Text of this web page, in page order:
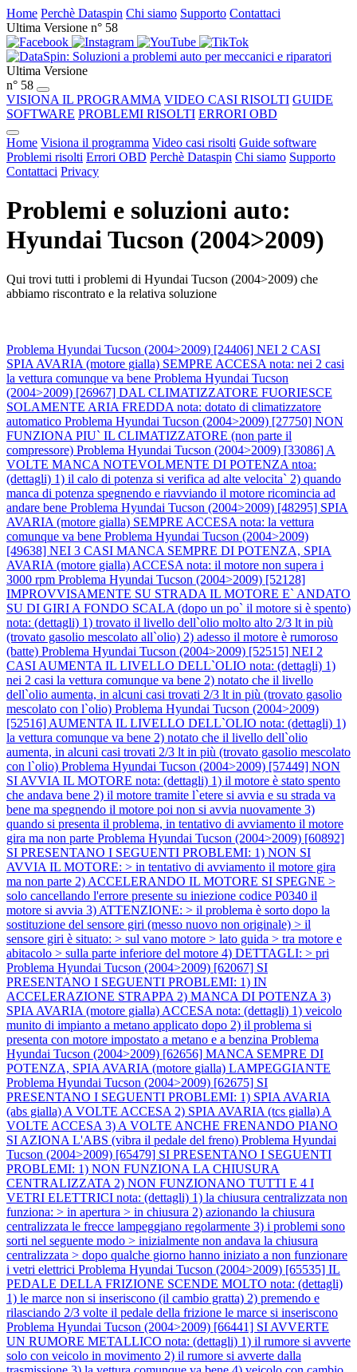
Home Perchè Dataspin Chi siamo Supporto Contattaci
Ultima Versione n° 58
Ultima Versione
n° 58
VISIONA IL PROGRAMMA VIDEO CASI RISOLTI GUIDE
SOFTWARE PROBLEMI RISOLTI ERRORI OBD
Home Visiona il programma Video casi risolti Guide software
Problemi risolti Errori OBD Perchè Dataspin Chi siamo Supporto
Contattaci Privacy
Problemi e soluzioni auto:
Hyundai Tucson (2004>2009)
Qui trovi tutti i problemi di Hyundai Tucson (2004>2009) che
abbiamo riscontrato e la relativa soluzione
Problema Hyundai Tucson (2004>2009) [24406] NEI 2 CASI
SPIA AVARIA (motore gialla) SEMPRE ACCESA nota: nei 2 casi
la vettura comunque va bene Problema Hyundai Tucson
(2004>2009) [26967] DAL CLIMATIZZATORE FUORIESCE
SOLAMENTE ARIA FREDDA nota: dotato di climatizzatore
automatico Problema Hyundai Tucson (2004>2009) [27750] NON
FUNZIONA PIU` IL CLIMATIZZATORE (non parte il
compressore) Problema Hyundai Tucson (2004>2009) [33086] A
VOLTE MANCA NOTEVOLMENTE DI POTENZA ntoa:
(dettagli) 1) il calo di potenza si verifica ad alte velocita` 2) quando
manca di potenza spegnendo e riavviando il motore ricomincia ad
andare bene Problema Hyundai Tucson (2004>2009) [48295] SPIA
AVARIA (motore gialla) SEMPRE ACCESA nota: la vettura
comunque va bene Problema Hyundai Tucson (2004>2009)
[49638] NEI 3 CASI MANCA SEMPRE DI POTENZA, SPIA
AVARIA (motore gialla) ACCESA nota: il motore non supera i
3000 rpm Problema Hyundai Tucson (2004>2009) [52128]
IMPROVVISAMENTE SU STRADA IL MOTORE E` ANDATO
SU DI GIRI A FONDO SCALA (dopo un po` il motore si è spento)
nota: (dettagli) 1) trovato il livello dell`olio molto alto 2/3 lt in più
(trovato gasolio mescolato all`olio) 2) adesso il motore è rumoroso
(batte) Problema Hyundai Tucson (2004>2009) [52515] NEI 2
CASI AUMENTA IL LIVELLO DELL`OLIO nota: (dettagli) 1)
nei 2 casi la vettura comunque va bene 2) notato che il livello
dell`olio aumenta, in alcuni casi trovati 2/3 lt in più (trovato gasolio
mescolato con l`olio) Problema Hyundai Tucson (2004>2009)
[52516] AUMENTA IL LIVELLO DELL`OLIO nota: (dettagli) 1)
la vettura comunque va bene 2) notato che il livello dell`olio
aumenta, in alcuni casi trovati 2/3 lt in più (trovato gasolio mescolato
con l`olio) Problema Hyundai Tucson (2004>2009) [57449] NON
SI AVVIA IL MOTORE nota: (dettagli) 1) il motore è stato spento
che andava bene 2) il motore tramite l`etere si avvia e su strada va
bene ma spegnendo il motore poi non si avvia nuovamente 3)
quando si presenta il problema, in tentativo di avviamento il motore
gira ma non parte Problema Hyundai Tucson (2004>2009) [60892]
SI PRESENTANO I SEGUENTI PROBLEMI: 1) NON SI
AVVIA IL MOTORE: > in tentativo di avviamento il motore gira
ma non parte 2) ACCELERANDO IL MOTORE SI SPEGNE >
solo cancellando l'errore presente su iniezione codice P0340 il
motore si avvia 3) ATTENZIONE: > il problema è sorto dopo la
sostituzione del sensore giri (messo nuovo non originale) > il
sensore giri è situato: > sul vano motore > lato guida > tra motore e
abitacolo > sulla parte inferiore del motore 4) DETTAGLI: > pri
Problema Hyundai Tucson (2004>2009) [62067] SI
PRESENTANO I SEGUENTI PROBLEMI: 1) IN
ACCELERAZIONE STRAPPA 2) MANCA DI POTENZA 3)
SPIA AVARIA (motore gialla) ACCESA nota: (dettagli) 1) veicolo
munito di impianto a metano applicato dopo 2) il problema si
presenta con motore impostato a metano e a benzina Problema
Hyundai Tucson (2004>2009) [62656] MANCA SEMPRE DI
POTENZA, SPIA AVARIA (motore gialla) LAMPEGGIANTE
Problema Hyundai Tucson (2004>2009) [62675] SI
PRESENTANO I SEGUENTI PROBLEMI: 1) SPIA AVARIA
(abs gialla) A VOLTE ACCESA 2) SPIA AVARIA (tcs gialla) A
VOLTE ACCESA 3) A VOLTE ANCHE FRENANDO PIANO
SI AZIONA L'ABS (vibra il pedale del freno) Problema Hyundai
Tucson (2004>2009) [65479] SI PRESENTANO I SEGUENTI
PROBLEMI: 1) NON FUNZIONA LA CHIUSURA
CENTRALIZZATA 2) NON FUNZIONANO TUTTI E 4 I
VETRI ELETTRICI nota: (dettagli) 1) la chiusura centralizzata non
funziona: > in apertura > in chiusura 2) azionando la chiusura
centralizzata le frecce lampeggiano regolarmente 3) i problemi sono
sorti nel seguente modo > inizialmente non andava la chiusura
centralizzata > dopo qualche giorno hanno iniziato a non funzionare
i vetri elettrici Problema Hyundai Tucson (2004>2009) [65535] IL
PEDALE DELLA FRIZIONE SCENDE MOLTO nota: (dettagli)
1) le marce non si inseriscono (il cambio gratta) 2) premendo e
rilasciando 2/3 volte il pedale della frizione le marce si inseriscono
Problema Hyundai Tucson (2004>2009) [66441] SI AVVERTE
UN RUMORE METALLICO nota: (dettagli) 1) il rumore si avverte
solo con veicolo in movimento 2) il rumore si avverte dalla